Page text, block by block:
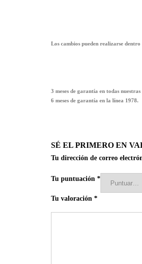
Los cambios pueden realizarse
3 meses de garantía en todas nuestras
6 meses de garantía en la línea 1978.
SÉ EL PRIMERO EN
Tu dirección de correo
Tu puntuación *
Tu valoración *